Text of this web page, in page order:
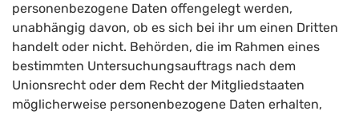
personenbezogene Daten offengelegt werden,
unabhängig davon, ob es sich bei ihr um einen Dritten
handelt oder nicht. Behörden, die im Rahmen eines
bestimmten Untersuchungsauftrags nach dem
Unionsrecht oder dem Recht der Mitgliedstaaten
möglicherweise personenbezogene Daten erhalten,